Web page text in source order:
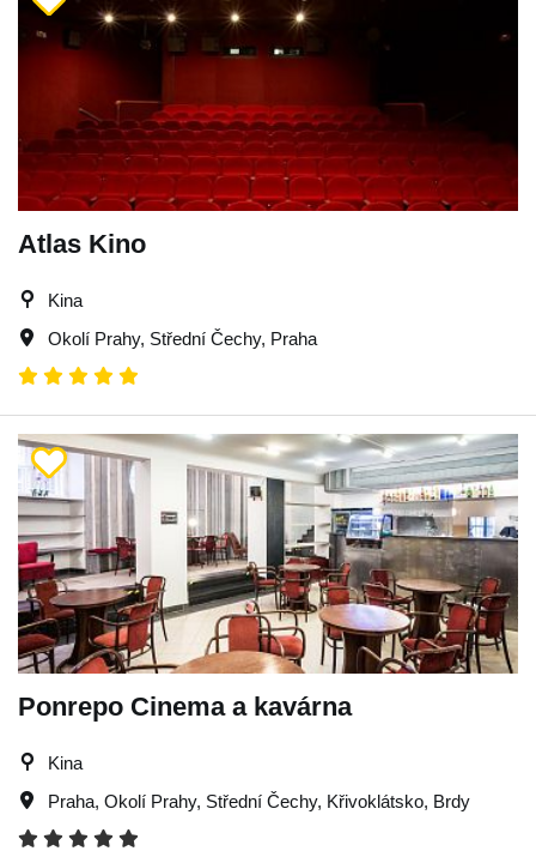
Atlas Kino
Kina
Okolí Prahy, Střední Čechy, Praha
Ponrepo Cinema a kavárna
Kina
Praha, Okolí Prahy, Střední Čechy, Křivoklátsko, Brdy